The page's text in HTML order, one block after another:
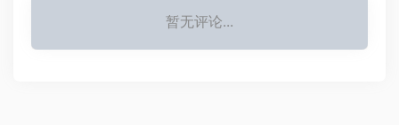
暂无评论...